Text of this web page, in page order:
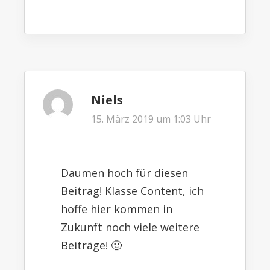
Niels
15. März 2019 um 1:03 Uhr
Daumen hoch für diesen
Beitrag! Klasse Content, ich
hoffe hier kommen in
Zukunft noch viele weitere
Beiträge! 🙂